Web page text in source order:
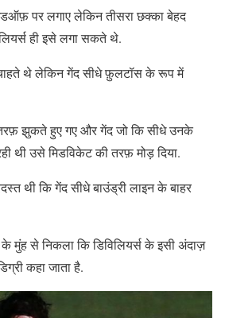
पर लगाए लेकिन तीसरा छक्का बेहद
ही इसे लगा सकते थे.
चाहते थे लेकिन गेंद सीधे फ़ुलटॉस के रूप में
झुकते हुए गए और गेंद जो कि सीधे उनके
थी उसे मिडविकेट की तरफ़ मोड़ दिया.
थी कि गेंद सीधे बाउंड्री लाइन के बाहर
मुंह से निकला कि डिविलियर्स के इसी अंदाज़
कहा जाता है.